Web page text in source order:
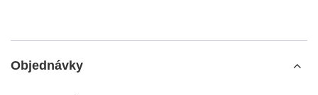
Objednávky